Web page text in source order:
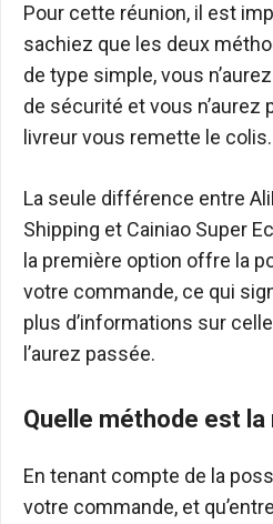
Pour cette réunion, il est
sachiez que les deux
de type simple, vous
de sécurité et vous n’aurez
livreur vous remette le colis.
La seule différence entre
Shipping et Cainiao Super
la première option offre la
votre commande, ce qui
plus d’informations sur
l’aurez passée.
Quelle méthode est la
En tenant compte de la
votre commande, et